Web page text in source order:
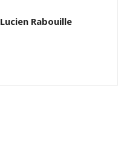
Lucien Rabouille